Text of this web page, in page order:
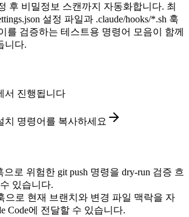
후 비밀정보 스캔까지 자동화합니다. 최
설정 파일과 .claude/hooks/*.sh 훅
를 검증하는 테스트용 명령어 모음이 함께
니다.
서 진행됩니다
치 명령어를 복사하세요
으로 위험한 git push 명령을 dry-run 검증 흐
있습니다.
으로 현재 브랜치와 변경 파일 맥락을 자
Code에 전달할 수 있습니다.